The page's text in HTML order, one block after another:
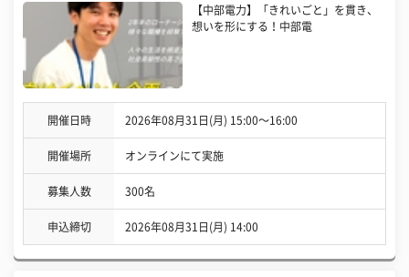
【中部電力】「きれいごと」を貫き、
想いを形にする！中部電
開催日時 2026年08月31日(月) 15:00〜16:00
開催場所 オンラインにて実施
募集人数 300名
申込締切 2026年08月31日(月) 14:00